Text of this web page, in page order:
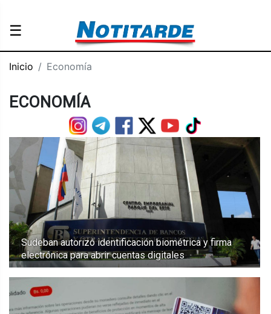
☰
Inicio Economía
ECONOMÍA
Sudeban autorizó identificación biométrica y firma
electrónica para abrir cuentas digitales